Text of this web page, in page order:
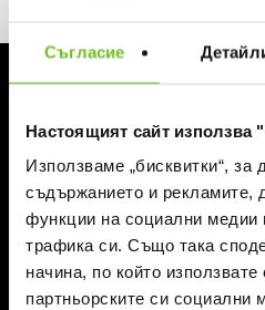
Съгласие
Настоящият сайт използва
Използваме „бисквитки“, за
съдържанието и рекламите,
функции на социални медии
трафика си. Също така
начина, по който използвате
партньорските си социални
ЗА ABSOLUTE TEAMSPORT
Магазини
Блог
Контакти
ИНФОРМАЦИЯ И ПОМОЩ
Поръчка